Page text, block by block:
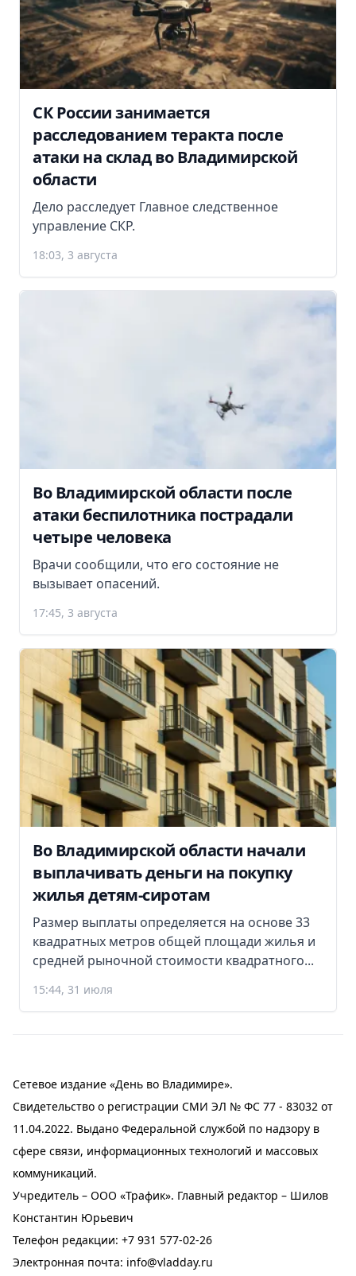
СК России занимается
расследованием теракта после
атаки на склад во Владимирской
области
Дело расследует Главное следственное
управление СКР.
18:03, 3 августа
Во Владимирской области после
атаки беспилотника пострадали
четыре человека
Врачи сообщили, что его состояние не
вызывает опасений.
17:45, 3 августа
Во Владимирской области начали
выплачивать деньги на покупку
жилья детям-сиротам
Размер выплаты определяется на основе 33
квадратных метров общей площади жилья и
средней рыночной стоимости квадратного...
15:44, 31 июля
Сетевое издание «День во Владимире».
Свидетельство о регистрации СМИ ЭЛ № ФС 77 - 83032 от
11.04.2022. Выдано Федеральной службой по надзору в
сфере связи, информационных технологий и массовых
коммуникаций.
Учредитель – ООО «Трафик». Главный редактор – Шилов
Константин Юрьевич
Телефон редакции: +7 931 577-02-26
Электронная почта: info@vladday.ru